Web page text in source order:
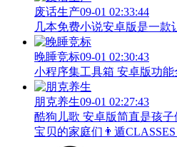
废话生产09-01 02:33:44
几本免费小说安卓版是一
晚睡竞标09-01 02:30:43
小程序集工具箱 安卓版功
朋克养生09-01 02:27:43
酷狗儿歌 安卓版简直是孩
宝贝的家庭们👨‍遁️